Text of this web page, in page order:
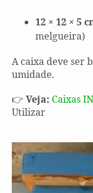
12 × 12 × 5
melgueira)
A caixa deve ser
umidade.
👉 Veja: Caixas
Utilizar